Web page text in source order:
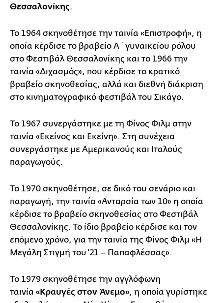
Θεσσαλονίκης.
Το 1964 σκηνοθέτησε την ταινία «Επιστροφή», η
οποία κέρδισε το βραβείο Α΄ γυναικείου ρόλου
στο Φεστιβάλ Θεσσαλονίκης και το 1966 την
ταινία «Διχασμός», που κέρδισε το κρατικό
βραβείο σκηνοθεσίας, αλλά και διεθνή διάκριση
στο κινηματογραφικό φεστιβάλ του Σικάγο.
Το 1967 συνεργάστηκε με τη Φίνος Φιλμ στην
ταινία «Εκείνος και Εκείνη». Στη συνέχεια
συνεργάστηκε με Αμερικανούς και Ιταλούς
παραγωγούς.
Το 1970 σκηνοθέτησε, σε δικό του σενάριο και
παραγωγή, την ταινία «Ανταρσία των 10» η οποία
κέρδισε το βραβείο σκηνοθεσίας στο Φεστιβάλ
Θεσσαλονίκης. Το ίδιο βραβείο κέρδισε και τον
επόμενο χρόνο, για την ταινία της Φίνος Φιλμ «Η
Μεγάλη Στιγμή του ‘21 – Παπαφλέσσας».
Το 1979 σκηνοθέτησε την αγγλόφωνη
ταινία «Κραυγές στον Άνεμο», η οποία γυρίστηκε